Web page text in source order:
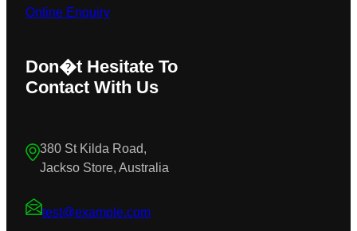
Online Enquiry
Don�t Hesitate To
Contact With Us
380 St Kilda Road,
Jackso Store, Australia
test@example.com